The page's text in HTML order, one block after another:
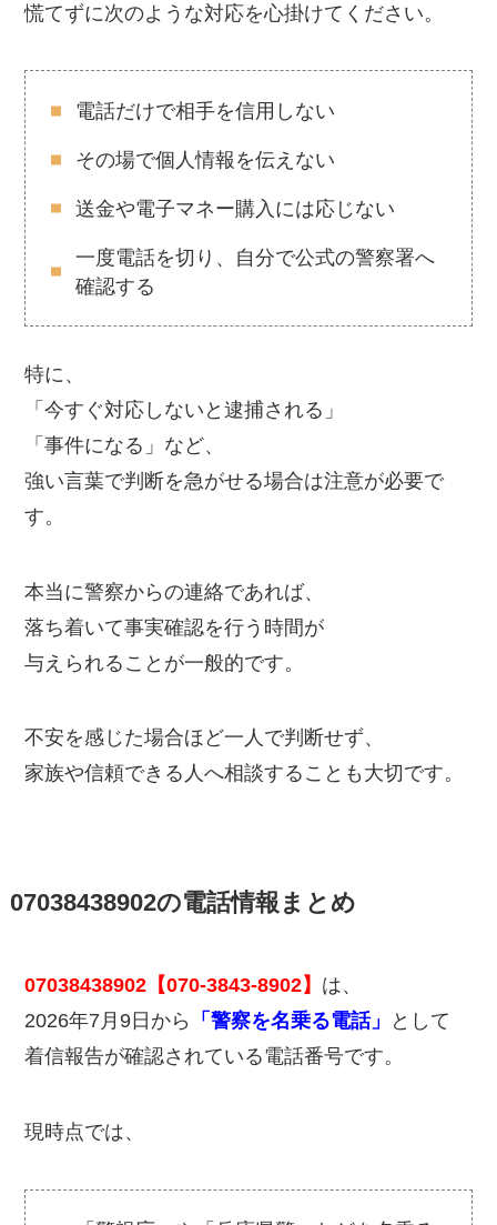
慌てずに次のような対応を心掛けてください。
電話だけで相手を信用しない
その場で個人情報を伝えない
送金や電子マネー購入には応じない
一度電話を切り、自分で公式の警察署へ
確認する
特に、
「今すぐ対応しないと逮捕される」
「事件になる」など、
強い言葉で判断を急がせる場合は注意が必要で
す。
本当に警察からの連絡であれば、
落ち着いて事実確認を行う時間が
与えられることが一般的です。
不安を感じた場合ほど一人で判断せず、
家族や信頼できる人へ相談することも大切です。
07038438902の電話情報まとめ
07038438902【070-3843-8902】 は、
2026年7月9日から
「警察を名乗る電話」
として
着信報告が確認されている電話番号です。
現時点では、